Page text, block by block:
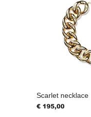
Scarlet necklace
Prijs
€ 195,00